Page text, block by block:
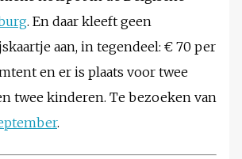
. En daar kleeft geen
aan, in tegendeel: € 70 per
en er is plaats voor twee
twee kinderen. Te bezoeken van
.